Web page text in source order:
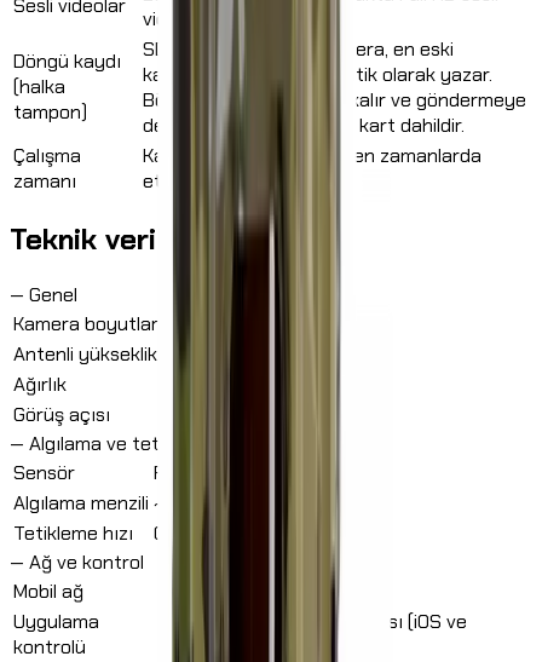
videolar.
Döngü kaydı
(halka
tampon)
SD kart dolduğunda kamera, en eski
kayıtların üzerine otomatik olarak yazar.
Böylece kayıt için hazır kalır ve göndermeye
devam edebilir. 32 GB SD kart dahildir.
Çalışma
zamanı
Kamera yalnızca belirlenen zamanlarda
etkindir.
Teknik veriler
— Genel
Kamera boyutları
Antenli yükseklik
Ağırlık
Görüş açısı
— Algılama ve tetikleme
Sensör
Pasif kızılötesi (PIR)
Algılama menzili ~25 m
Tetikleme hızı
0.4 s
— Ağ ve kontrol
Mobil ağ
Uygulama
kontrolü
Modernhunter uygulaması (iOS ve